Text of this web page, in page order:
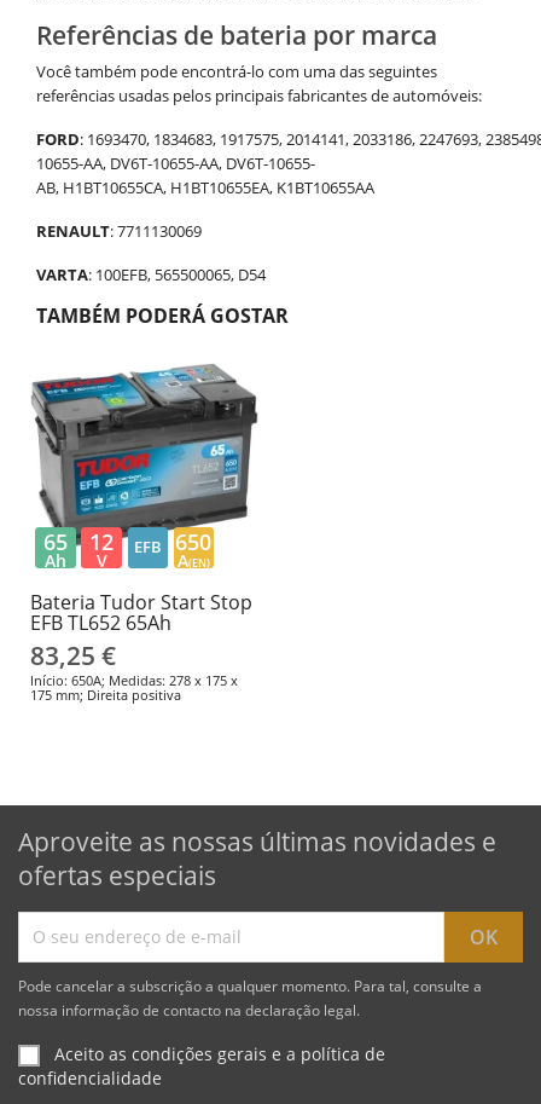
Referências de bateria por marca
Você também pode encontrá-lo com uma das seguintes
referências usadas pelos principais fabricantes de automóveis:
FORD: 1693470, 1834683, 1917575, 2014141, 2033186, 2247693,
10655-AA, DV6T-10655-AA, DV6T-10655-
AB, H1BT10655CA, H1BT10655EA, K1BT10655AA
RENAULT: 7711130069
VARTA: 100EFB, 565500065, D54
TAMBÉM PODERÁ GOSTAR
Bateria Tudor Start Stop
EFB TL652 65Ah
83,25 €
Início: 650A; Medidas: 278 x 175 x
175 mm; Direita positiva
65
Ah
12
V
EFB 650
A(EN)
Aproveite as nossas últimas novidades e
ofertas especiais
Pode cancelar a subscrição a qualquer momento. Para tal, consulte a
nossa informação de contacto na declaração legal.
Aceito as condições gerais e a política de
confidencialidade